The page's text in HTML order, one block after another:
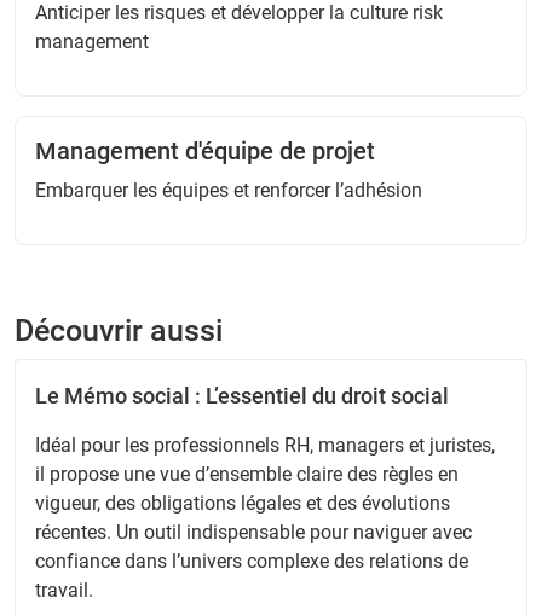
Anticiper les risques et développer la culture risk
management
Management d'équipe de projet
Embarquer les équipes et renforcer l’adhésion
Découvrir aussi
Le Mémo social : L’essentiel du droit social
Idéal pour les professionnels RH, managers et juristes,
il propose une vue d’ensemble claire des règles en
vigueur, des obligations légales et des évolutions
récentes. Un outil indispensable pour naviguer avec
confiance dans l’univers complexe des relations de
travail.